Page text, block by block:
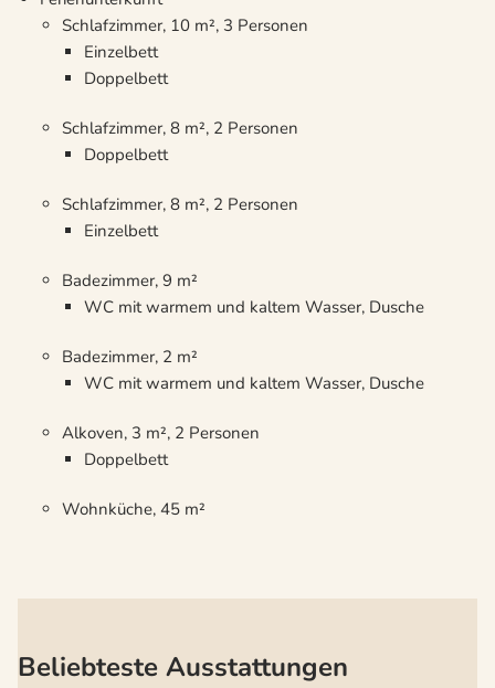
Schlafzimmer, 10 m², 3 Personen
Einzelbett
Doppelbett
Schlafzimmer, 8 m², 2 Personen
Doppelbett
Schlafzimmer, 8 m², 2 Personen
Einzelbett
Badezimmer, 9 m²
WC mit warmem und kaltem Wasser, Dusche
Badezimmer, 2 m²
WC mit warmem und kaltem Wasser, Dusche
Alkoven, 3 m², 2 Personen
Doppelbett
Wohnküche, 45 m²
Beliebteste Ausstattungen